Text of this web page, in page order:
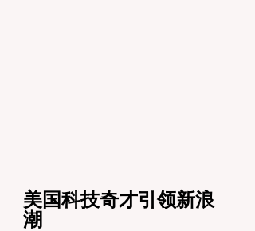
美国科技奇才引领新浪
潮